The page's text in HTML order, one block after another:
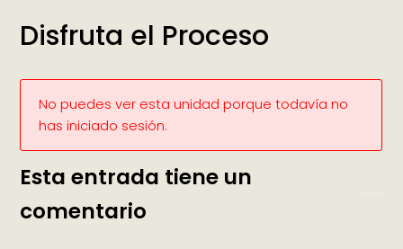
Disfruta el Proceso
No puedes ver esta unidad porque todavía no
has iniciado sesión.
Esta entrada tiene un
comentario